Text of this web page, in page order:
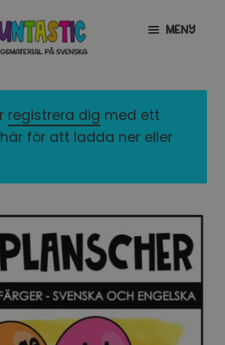
MENY
EXPANDERA
UNDERMENY
registrera dig med ett
för att ladda ner eller